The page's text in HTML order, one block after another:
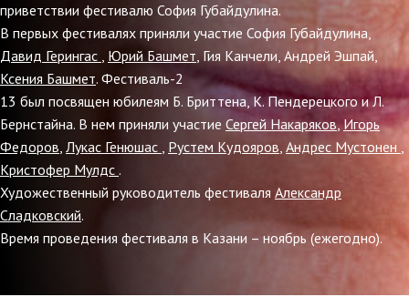
приветствии фестивалю София Губайдулина.
В первых фестивалях приняли участие София Губайдулина,
Давид Герингас , Юрий Башмет, Гия Канчели, Андрей Эшпай,
Ксения Башмет. Фестиваль-2
13 был посвящен юбилеям Б. Бриттена, К. Пендерецкого и Л.
Бернстайна. В нем приняли участие Сергей Накаряков,Игорь
Федоров, Лукас Генюшас , Рустем Кудояров, Андрес Мустонен ,
Кристофер Мулдс .
Художественный руководитель фестиваля Александр
Сладковский.
Время проведения фестиваля в Казани – ноябрь (ежегодно).